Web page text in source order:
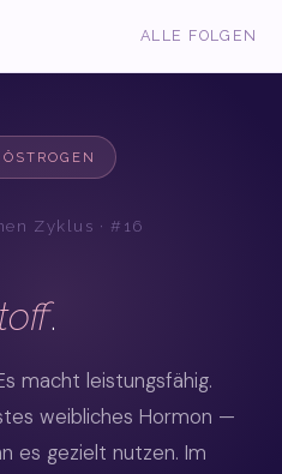
ALLE FOLGEN
Zyklus · #16
.
macht leistungsfähig.
weibliches Hormon —
es gezielt nutzen. Im